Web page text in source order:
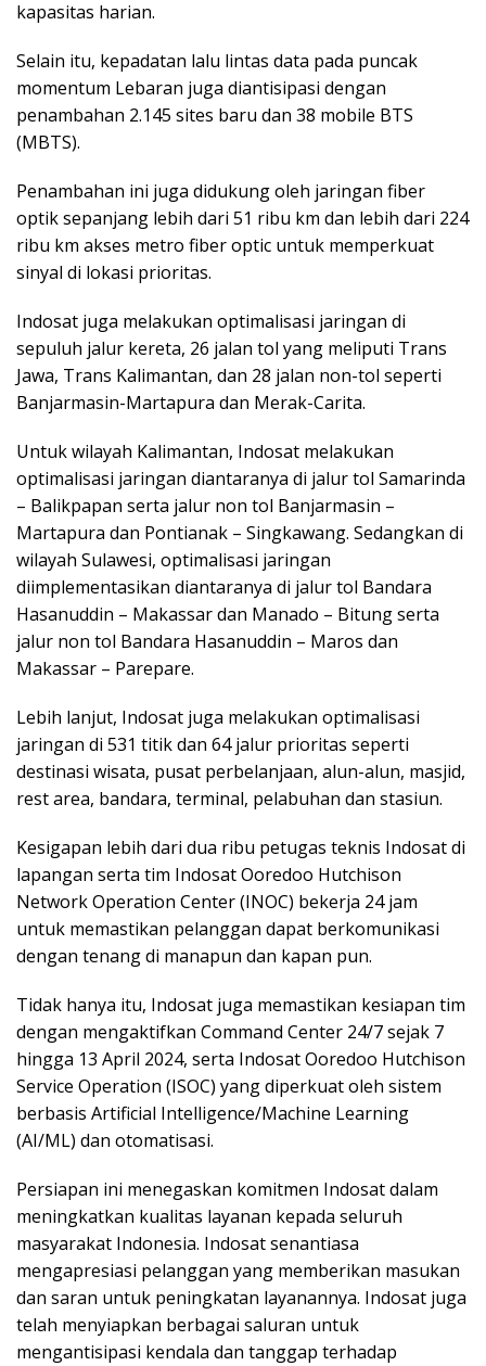
kapasitas harian.
Selain itu, kepadatan lalu lintas data pada puncak
momentum Lebaran juga diantisipasi dengan
penambahan 2.145 sites baru dan 38 mobile BTS
(MBTS).
Penambahan ini juga didukung oleh jaringan fiber
optik sepanjang lebih dari 51 ribu km dan lebih dari 224
ribu km akses metro fiber optic untuk memperkuat
sinyal di lokasi prioritas.
Indosat juga melakukan optimalisasi jaringan di
sepuluh jalur kereta, 26 jalan tol yang meliputi Trans
Jawa, Trans Kalimantan, dan 28 jalan non-tol seperti
Banjarmasin-Martapura dan Merak-Carita.
Untuk wilayah Kalimantan, Indosat melakukan
optimalisasi jaringan diantaranya di jalur tol Samarinda
– Balikpapan serta jalur non tol Banjarmasin –
Martapura dan Pontianak – Singkawang. Sedangkan di
wilayah Sulawesi, optimalisasi jaringan
diimplementasikan diantaranya di jalur tol Bandara
Hasanuddin – Makassar dan Manado – Bitung serta
jalur non tol Bandara Hasanuddin – Maros dan
Makassar – Parepare.
Lebih lanjut, Indosat juga melakukan optimalisasi
jaringan di 531 titik dan 64 jalur prioritas seperti
destinasi wisata, pusat perbelanjaan, alun-alun, masjid,
rest area, bandara, terminal, pelabuhan dan stasiun.
Kesigapan lebih dari dua ribu petugas teknis Indosat di
lapangan serta tim Indosat Ooredoo Hutchison
Network Operation Center (INOC) bekerja 24 jam
untuk memastikan pelanggan dapat berkomunikasi
dengan tenang di manapun dan kapan pun.
Tidak hanya itu, Indosat juga memastikan kesiapan tim
dengan mengaktifkan Command Center 24/7 sejak 7
hingga 13 April 2024, serta Indosat Ooredoo Hutchison
Service Operation (ISOC) yang diperkuat oleh sistem
berbasis Artificial Intelligence/Machine Learning
(AI/ML) dan otomatisasi.
Persiapan ini menegaskan komitmen Indosat dalam
meningkatkan kualitas layanan kepada seluruh
masyarakat Indonesia. Indosat senantiasa
mengapresiasi pelanggan yang memberikan masukan
dan saran untuk peningkatan layanannya. Indosat juga
telah menyiapkan berbagai saluran untuk
mengantisipasi kendala dan tanggap terhadap